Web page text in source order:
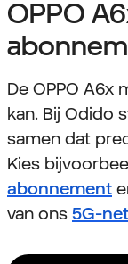
OPPO
De OPPO A6x
kan. Bij Odido
samen dat
Kies
abonnement
van ons 5G-